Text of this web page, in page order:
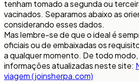
tenham tomado a segunda ou
vacinados. Separamos abaixo as
considerando esses dados.
Mas lembre-se de que o ideal é
oficiais ou de embaixadas os
a qualquer momento. De todo
informações atualizadas neste site:
viagem (joinsherpa.com)